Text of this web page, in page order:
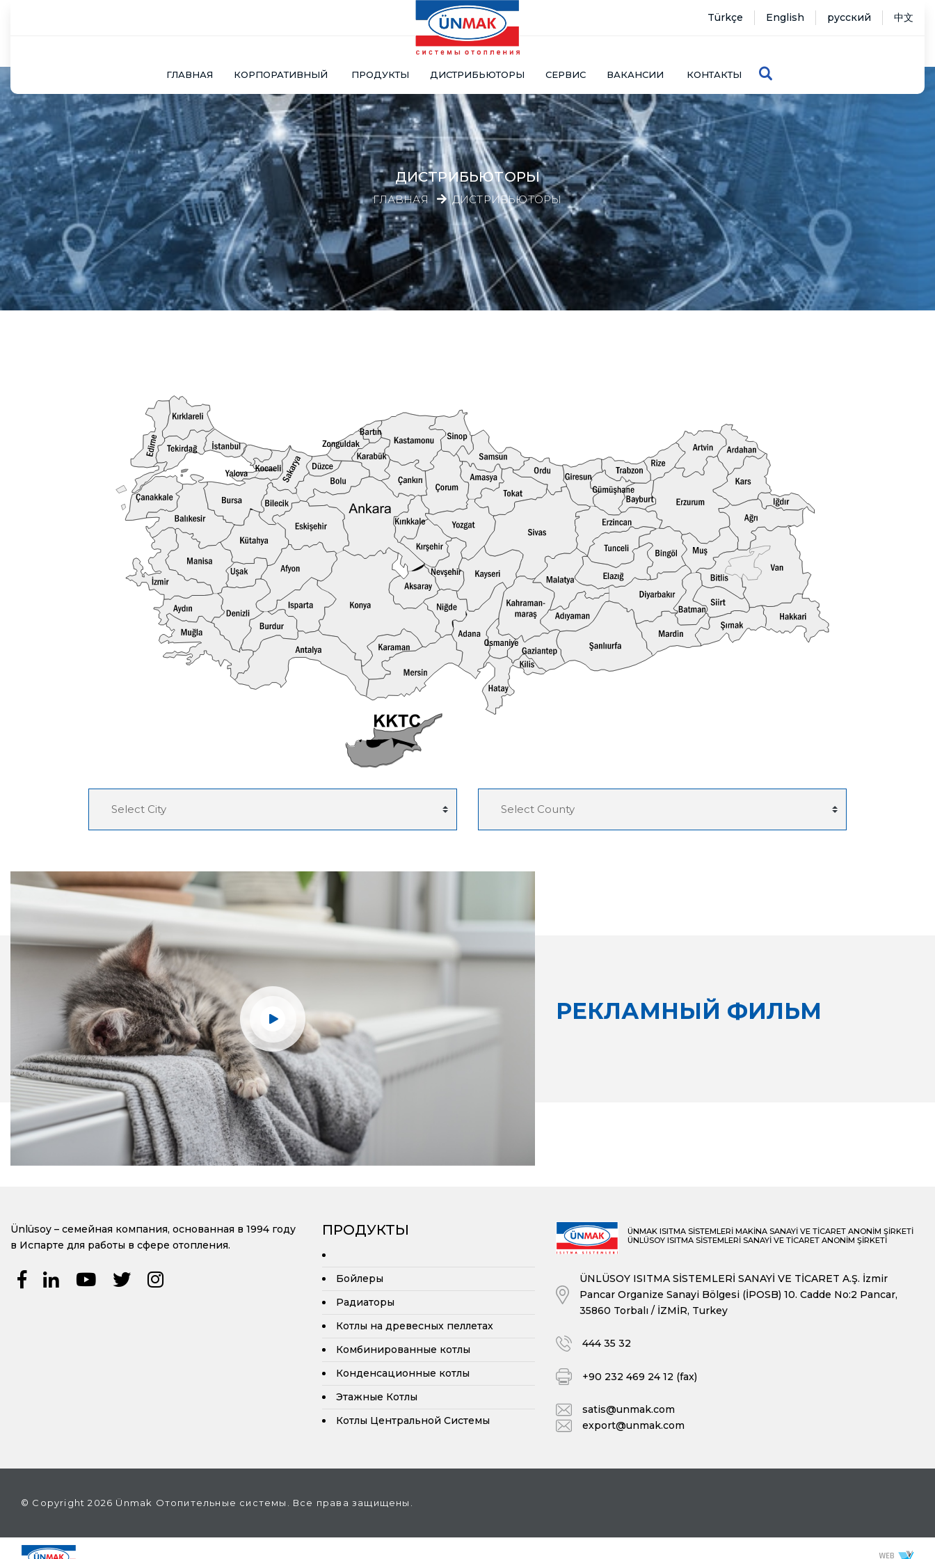
Türkçe English русский 中文
ГЛАВНАЯ КОРПОРАТИВНЫЙ ПРОДУКТЫ ДИСТРИБЬЮТОРЫ СЕРВИС ВАКАНСИИ КОНТАКТЫ
ДИСТРИБЬЮТОРЫ
ГЛАВНАЯ ДИСТРИБЬЮТОРЫ
РЕКЛАМНЫЙ ФИЛЬМ
Ünlüsoy – семейная компания, основанная в 1994 году
в Испарте для работы в сфере отопления.
ПРОДУКТЫ
Бойлеры
Радиаторы
Котлы на древесных пеллетах
Комбинированные котлы
Конденсационные котлы
Этажные Котлы
Котлы Центральной Системы
ÜNMAK ISITMA SİSTEMLERİ MAKİNA SANAYİ VE TİCARET ANONİM ŞİRKETİ
ÜNLÜSOY ISITMA SİSTEMLERİ SANAYİ VE TİCARET ANONİM ŞİRKETİ
ÜNLÜSOY ISITMA SİSTEMLERİ SANAYİ VE TİCARET A.Ş. İzmir
Pancar Organize Sanayi Bölgesi (İPOSB) 10. Cadde No:2 Pancar,
35860 Torbalı / İZMİR, Turkey
444 35 32
+90 232 469 24 12 (fax)
satis@unmak.com
export@unmak.com
© Copyright 2026 Ünmak Отопительные системы. Все права защищены.